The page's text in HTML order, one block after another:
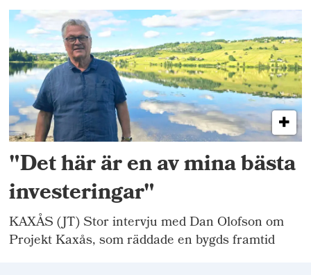
"Det här är en av mina bästa
investeringar"
KAXÅS (JT) Stor intervju med Dan Olofson om
Projekt Kaxås, som räddade en bygds framtid